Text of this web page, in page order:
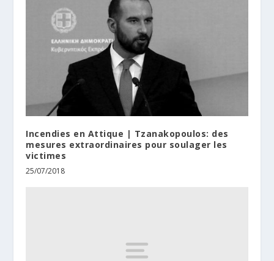
Incendies en Attique | Tzanakopoulos: des
mesures extraordinaires pour soulager les
victimes
25/07/2018